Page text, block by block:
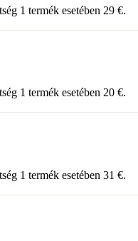
1 termék esetében 29 €.
1 termék esetében 20 €.
1 termék esetében 31 €.